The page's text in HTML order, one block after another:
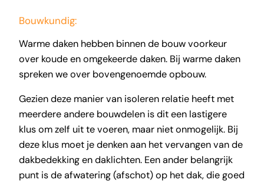
Bouwkundig:
Warme daken hebben binnen de bouw voorkeur
over koude en omgekeerde daken. Bij warme daken
spreken we over bovengenoemde opbouw.
Gezien deze manier van isoleren relatie heeft met
meerdere andere bouwdelen is dit een lastigere
klus om zelf uit te voeren, maar niet onmogelijk. Bij
deze klus moet je denken aan het vervangen van de
dakbedekking en daklichten. Een ander belangrijk
punt is de afwatering (afschot) op het dak, die goed